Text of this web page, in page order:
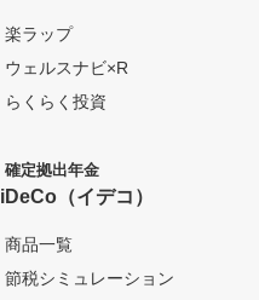
楽ラップ
ウェルスナビ×R
らくらく投資
確定拠出年金
iDeCo（イデコ）
商品一覧
節税シミュレーション